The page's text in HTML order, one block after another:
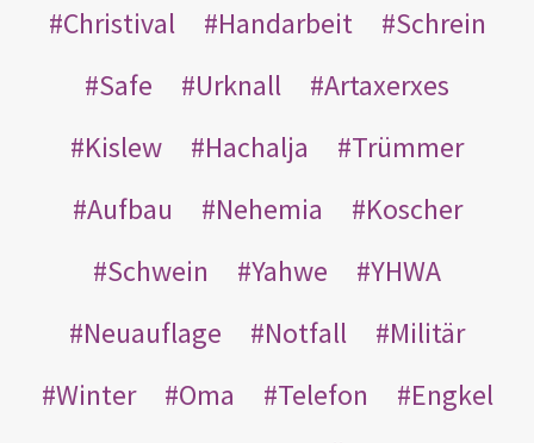
Christival Handarbeit
Schrein
Safe
Urknall
Artaxerxes
Kislew
Hachalja
Trümmer
Aufbau
Nehemia
Koscher
Schwein
Yahwe
YHWA
Neuauflage
Notfall
Militär
Winter
Oma Telefon
Engkel